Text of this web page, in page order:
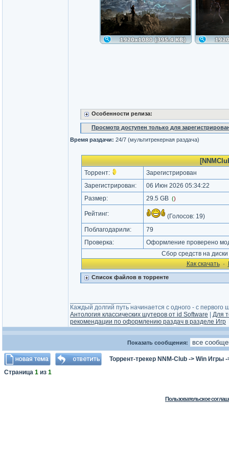
Особенности релиза:
Просмотр доступен только для
Время раздачи: 24/7 (мультитрекерная раздача)
Торрент:
Зарегистрирован
Зарегистрирован:
06 Июн 2026 05:34:22
Размер:
29.5 GB ()
Рейтинг: (Голосов: 19)
Поблагодарили:
79
Проверка:
Оформление проверено
Сбор средств на
Как cкачать·
Список файлов в торренте
Каждый долгий путь начинается с одного - с первого
Антология классических шутеров от id Software
Для
рекомендации по оформлению раздач в разделе Игр
Показать сообщения:
Торрент-трекер NNM-Club -> Win Игры
Страница 1 из 1
Пользовательское